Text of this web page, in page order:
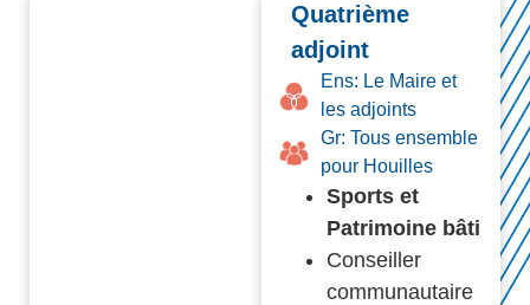
Quatrième
adjoint
Ens: Le Maire et
les adjoints
Gr: Tous ensemble
pour Houilles
Sports et
Patrimoine bâti
Conseiller
communautaire